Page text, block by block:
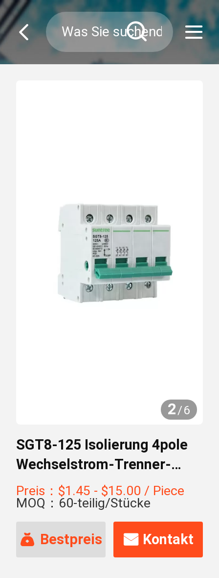
2/6
SGT8-125 Isolierung 4pole
Wechselstrom-Trenner-
Schalter
Preis：$1.45 - $15.00 / Piece
MOQ：60-teilig/Stücke
Bestpreis Kontakt